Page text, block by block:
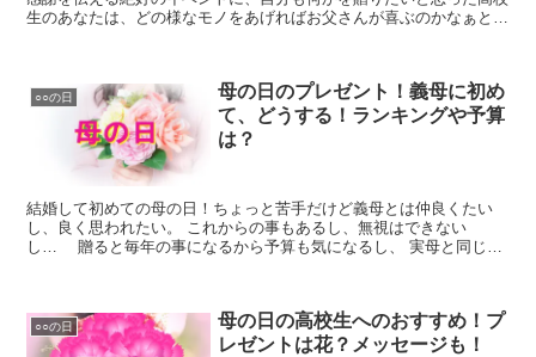
生のあなたは、どの様なモノをあげればお父さんが喜ぶのかなぁと他
○○の日
母の日のプレゼント！義母に初め
て、どうする！ランキングや予算
は？
結婚して初めての母の日！ちょっと苦手だけど義母とは仲良くたい
し、良く思われたい。 これからの事もあるし、無視はできない
し… 贈ると毎年の事になるから予算も気になるし、 実母と同じで
○○の日
母の日の高校生へのおすすめ！プ
レゼントは花？メッセージも！